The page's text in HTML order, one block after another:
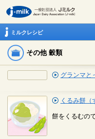
ミルクレシピ
その他 穀類
グランマと
くるみ餅（
餅をくるむの